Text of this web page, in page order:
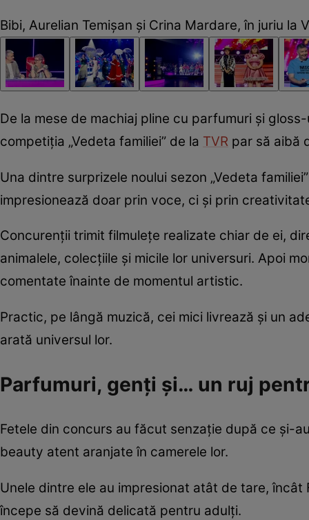
Bibi, Aurelian Temișan și Crina Mardare, în juriu la
De la mese de machiaj pline cu parfumuri și
competiția „Vedeta familiei” de la TVR par să aibă
Una dintre surprizele noului sezon „Vedeta
impresionează doar prin voce, ci și prin
Concurenții trimit filmulețe realizate chiar de ei,
animalele, colecțiile și micile lor universuri. Apoi
comentate înainte de momentul artistic.
Practic, pe lângă muzică, cei mici livrează și un
arată universul lor.
Parfumuri, genți și… un ruj
Fetele din concurs au făcut senzație după ce și-
beauty atent aranjate în camerele lor.
Unele dintre ele au impresionat atât de tare,
începe să devină delicată pentru adulți.